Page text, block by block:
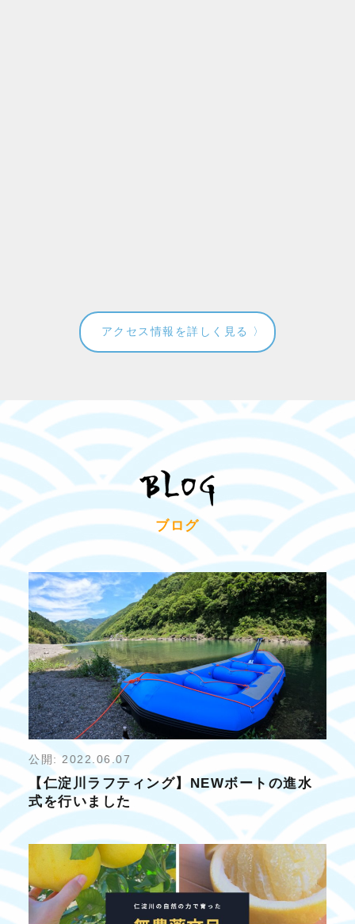
アクセス情報を詳しく見る
ブログ
公開: 2022.06.07
【仁淀川ラフティング】NEWボートの進水
式を行いました